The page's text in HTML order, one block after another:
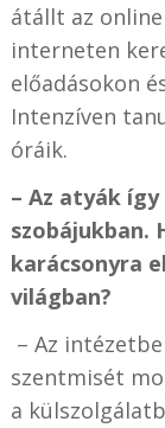
átállt az
interneten
előadásokon
Intenzíven
óráik.
– Az atyák
szobájukban.
karácsonyra
világban?
– Az
szentmisét
a